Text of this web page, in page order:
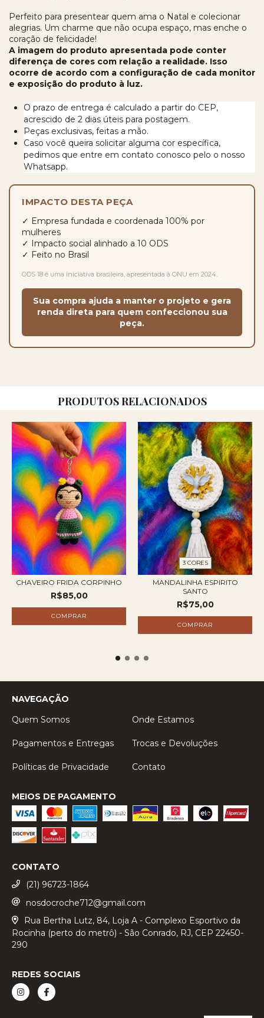
Perfeito para presentear quem ama o Natal e colecionar
alegrias. Um charme que não ocupa espaço, mas enche o
coração de felicidade!
A imagem do produto apresentada pode conter
diferença de cores com relação a realidade. Isso
ocorre de acordo com a configuração de cada monitor
e exposição do produto à luz.
O prazo de entrega é calculado a partir do CEP,
acrescido de 2 dias úteis para postagem.
Peças exclusivas, feitas a mão.
Caso você queira solicitar alguma cor específica,
pedimos que entre em contato conosco pelo o nosso
Whatsapp.
IMPACTO DESTA PEÇA
✓ Empresa fundada e coordenada 100% por
mulheres
✓ Impacto social alinhado a 10 ODS
✓ Feito no Brasil
ODS 18 é uma iniciativa brasileira, apresentada à ONU em 2024.
Sua compra ajuda a manter o projeto e gera
renda direta para quem confeccionou sua
peça.
PRODUTOS RELACIONADOS
CHAVEIRO FRIDA CORPINHO
R$85,00
3 CORES
MANDALINHA ESPIRITO
SANTO
R$75,00
COMPRAR
NAVEGAÇÃO
Quem Somos
Onde Estamos
Pagamentos e Entregas Trocas e Devoluções
Políticas de Privacidade Contato
MEIOS DE PAGAMENTO
CONTATO
(21) 96723-1864
nosdocroche712@gmail.com
Rua Bertha Lutz, 84, Loja A - Complexo Esportivo da
Rocinha (perto do metrô) - São Conrado, RJ, CEP 22450-
290
REDES SOCIAIS